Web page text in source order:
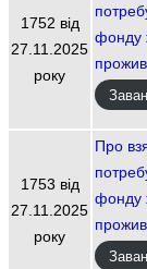
1752 від
27.11.2025
року
фонду
1753 від
27.11.2025
року
Про
фонду